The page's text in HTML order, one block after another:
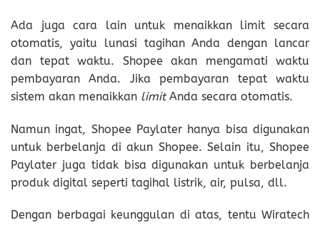
Ada juga cara lain untuk menaikkan limit secara
otomatis, yaitu lunasi tagihan Anda dengan lancar
dan tepat waktu. Shopee akan mengamati waktu
pembayaran Anda. Jika pembayaran tepat waktu
sistem akan menaikkan limitAnda secara otomatis.
Namun ingat, Shopee Paylater hanya bisa digunakan
untuk berbelanja di akun Shopee. Selain itu, Shopee
Paylater juga tidak bisa digunakan untuk berbelanja
produk digital seperti tagihal listrik, air, pulsa, dll.
Dengan berbagai keunggulan di atas, tentu Wiratech